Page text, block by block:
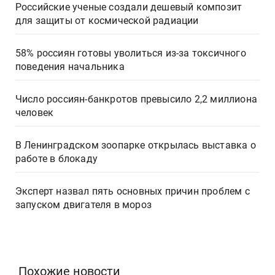
Российские ученые создали дешевый композит
для защиты от космической радиации
58% россиян готовы уволиться из-за токсичного
поведения начальника
Число россиян-банкротов превысило 2,2 миллиона
человек
В Ленинградском зоопарке открылась выставка о
работе в блокаду
Эксперт назвал пять основных причин проблем с
запуском двигателя в мороз
Похожие новости